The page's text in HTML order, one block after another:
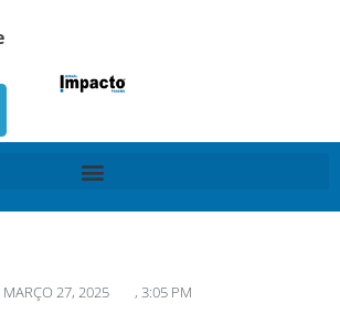
MARÇO 27, 2025 , 3:05 PM